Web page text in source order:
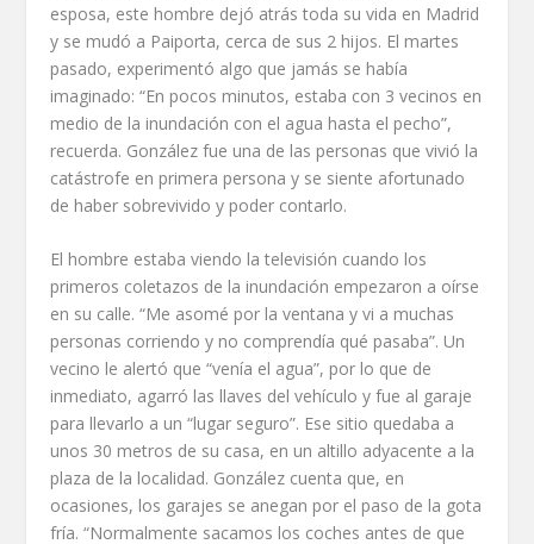
esposa, este hombre dejó atrás toda su vida en Madrid
y se mudó a Paiporta, cerca de sus 2 hijos. El martes
pasado, experimentó algo que jamás se había
imaginado: “En pocos minutos, estaba con 3 vecinos en
medio de la inundación con el agua hasta el pecho”,
recuerda. González fue una de las personas que vivió la
catástrofe en primera persona y se siente afortunado
de haber sobrevivido y poder contarlo.
El hombre estaba viendo la televisión cuando los
primeros coletazos de la inundación empezaron a oírse
en su calle. “Me asomé por la ventana y vi a muchas
personas corriendo y no comprendía qué pasaba”. Un
vecino le alertó que “venía el agua”, por lo que de
inmediato, agarró las llaves del vehículo y fue al garaje
para llevarlo a un “lugar seguro”. Ese sitio quedaba a
unos 30 metros de su casa, en un altillo adyacente a la
plaza de la localidad. González cuenta que, en
ocasiones, los garajes se anegan por el paso de la gota
fría. “Normalmente sacamos los coches antes de que